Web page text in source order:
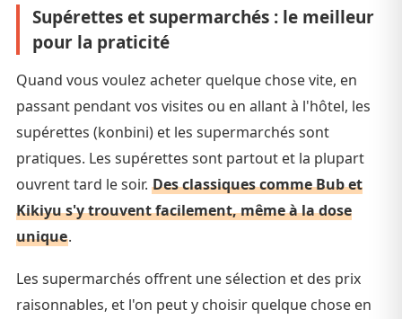
Supérettes et supermarchés : le meilleur
pour la praticité
Quand vous voulez acheter quelque chose vite, en
passant pendant vos visites ou en allant à l'hôtel, les
supérettes (konbini) et les supermarchés sont
pratiques. Les supérettes sont partout et la plupart
ouvrent tard le soir. Des classiques comme Bub et
Kikiyu s'y trouvent facilement, même à la dose
unique.
Les supermarchés offrent une sélection et des prix
raisonnables, et l'on peut y choisir quelque chose en